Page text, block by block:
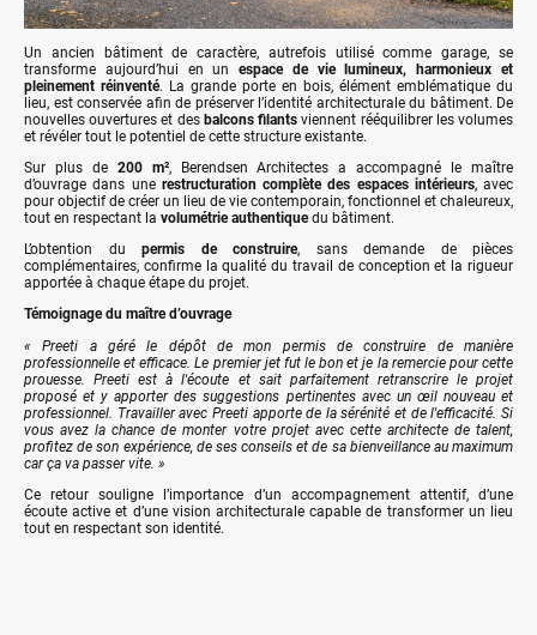
Un ancien bâtiment de caractère, autrefois utilisé comme garage, se
transforme aujourd’hui en unespace de vie lumineux, harmonieux et
pleinement réinventé. La grande porte en bois, élément emblématique du
lieu, est conservée afin de préserver l’identité architecturale du bâtiment. De
nouvelles ouvertures et des balcons filants viennent rééquilibrer les volumes
et révéler tout le potentiel de cette structure existante.
Sur plus de 200 m², Berendsen Architectes a accompagné le maître
d’ouvrage dans une restructuration complète des espaces intérieurs, avec
pour objectif de créer un lieu de vie contemporain, fonctionnel et chaleureux,
tout en respectant la volumétrie authentiquedu bâtiment.
L’obtention du permis de construire, sans demande de pièces
complémentaires, confirme la qualité du travail de conception et la rigueur
apportée à chaque étape du projet.
Témoignage du maître d’ouvrage
« Preeti a géré le dépôt de mon permis de construire de manière
professionnelle et efficace. Le premier jet fut le bon et je la remercie pour cette
prouesse.
Preeti est à l'écoute et sait parfaitement retranscrire le projet
proposé et y apporter des suggestions pertinentes avec un œil nouveau et
professionnel. Travailler avec Preeti apporte de la sérénité et de l'efficacité. Si
vous avez la chance de monter votre projet avec cette architecte de talent,
profitez de son expérience, de ses conseils et de sa bienveillance au maximum
car ça va passer vite. »
Ce retour souligne l’importance d’un accompagnement attentif, d’une
écoute active et d’une vision architecturale capable de transformer un lieu
tout en respectant son identité.